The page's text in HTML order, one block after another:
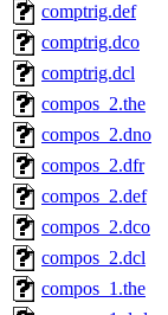
comptrig.def
comptrig.dco
comptrig.dcl
compos_2.the
compos_2.dno
compos_2.dfr
compos_2.def
compos_2.dco
compos_2.dcl
compos_1.the